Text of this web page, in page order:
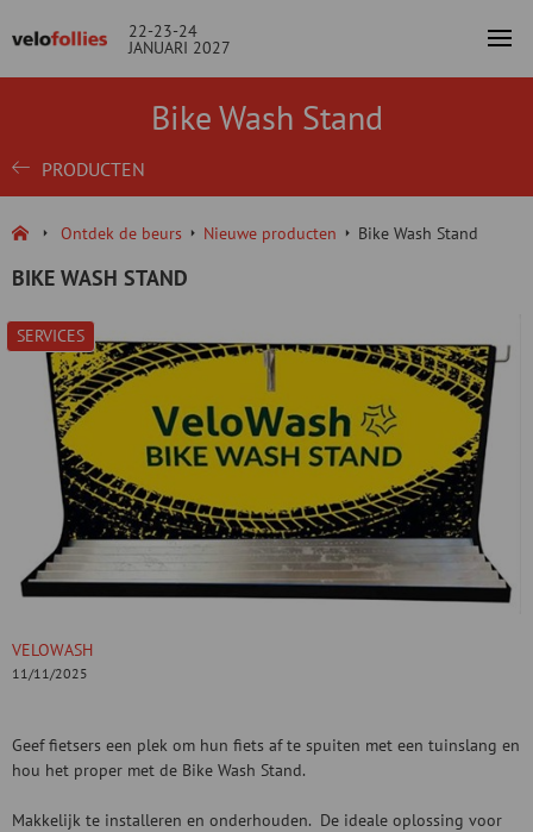
22-23-24
JANUARI 2027
Bike Wash Stand
PRODUCTEN
Ontdek de beurs Nieuwe producten Bike Wash Stand
BIKE WASH STAND
SERVICES
VELOWASH
11/11/2025
Geef fietsers een plek om hun fiets af te spuiten met een tuinslang en
hou het proper met de Bike Wash Stand.
Makkelijk te installeren en onderhouden. De ideale oplossing voor